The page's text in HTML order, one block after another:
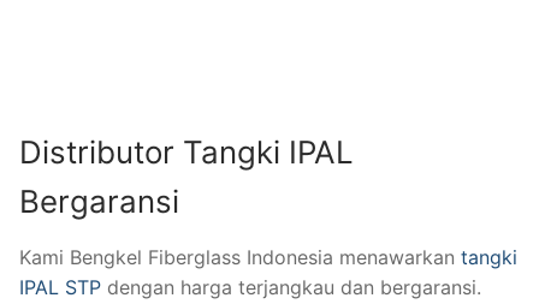
Distributor Tangki IPAL
Bergaransi
Kami Bengkel Fiberglass Indonesia menawarkan tangki
IPAL STP dengan harga terjangkau dan bergaransi.